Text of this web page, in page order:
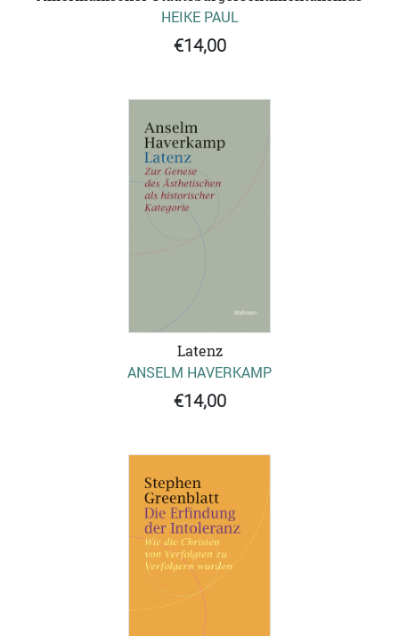
HEIKE PAUL
€14,00
Latenz
ANSELM HAVERKAMP
€14,00